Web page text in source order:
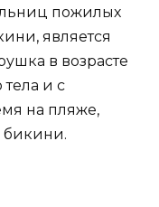
пожилых
является
в возрасте
тела и с
на пляже,
бикини.